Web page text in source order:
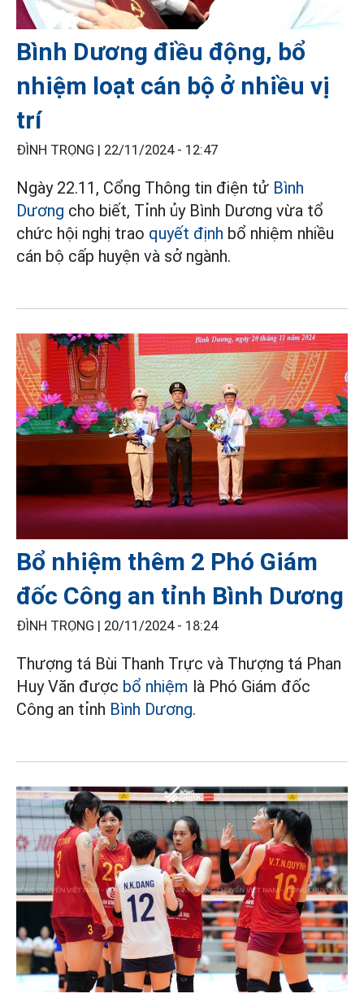
Bình Dương điều động, bổ
nhiệm loạt cán bộ ở nhiều vị
trí
ĐÌNH TRỌNG | 22/11/2024 - 12:47
Ngày 22.11, Cổng Thông tin điện tử Bình
Dương cho biết, Tỉnh ủy Bình Dương vừa tổ
chức hội nghị trao quyết định bổ nhiệm nhiều
cán bộ cấp huyện và sở ngành.
Bổ nhiệm thêm 2 Phó Giám
đốc Công an tỉnh Bình Dương
ĐÌNH TRỌNG | 20/11/2024 - 18:24
Thượng tá Bùi Thanh Trực và Thượng tá Phan
Huy Văn được bổ nhiệm là Phó Giám đốc
Công an tỉnh Bình Dương.